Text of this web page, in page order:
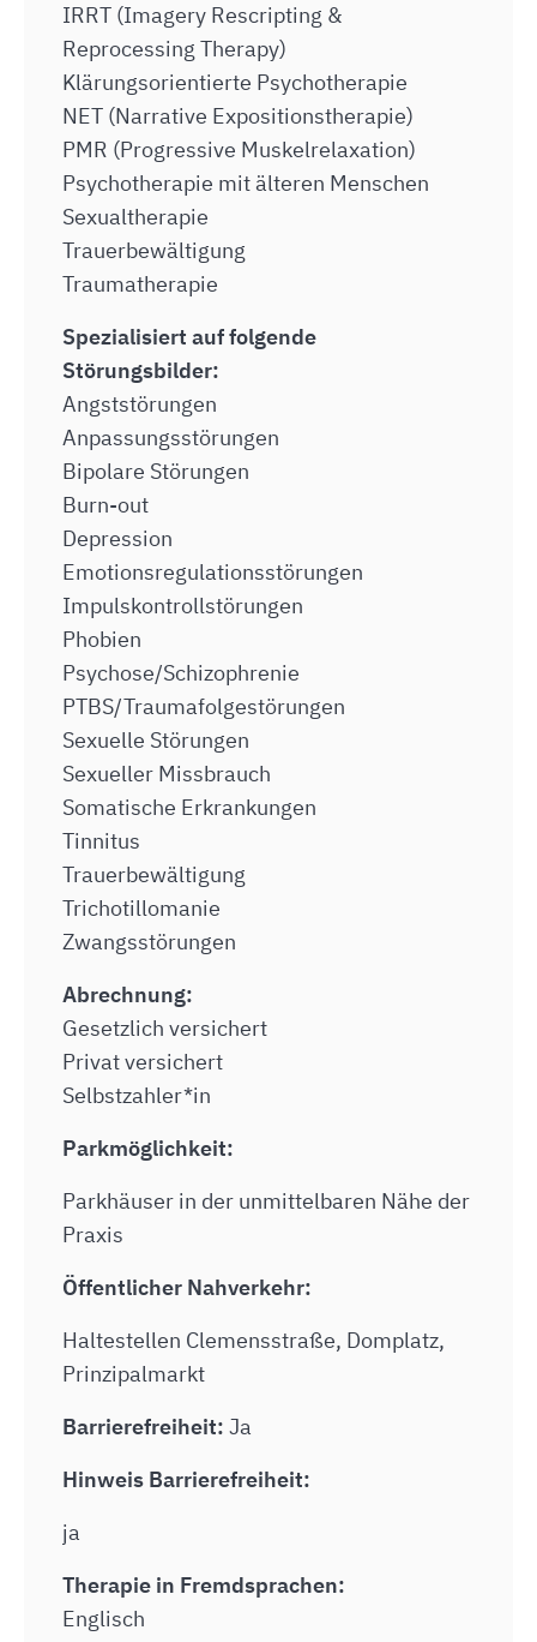
IRRT (Imagery Rescripting &
Reprocessing Therapy)
Klärungsorientierte Psychotherapie
NET (Narrative Expositionstherapie)
PMR (Progressive Muskelrelaxation)
Psychotherapie mit älteren Menschen
Sexualtherapie
Trauerbewältigung
Traumatherapie
Spezialisiert auf folgende
Störungsbilder:
Angststörungen
Anpassungsstörungen
Bipolare Störungen
Burn-out
Depression
Emotionsregulationsstörungen
Impulskontrollstörungen
Phobien
Psychose/Schizophrenie
PTBS/Traumafolgestörungen
Sexuelle Störungen
Sexueller Missbrauch
Somatische Erkrankungen
Tinnitus
Trauerbewältigung
Trichotillomanie
Zwangsstörungen
Abrechnung:
Gesetzlich versichert
Privat versichert
Selbstzahler*in
Parkmöglichkeit:
Parkhäuser in der unmittelbaren Nähe der
Praxis
Öffentlicher Nahverkehr:
Haltestellen Clemensstraße, Domplatz,
Prinzipalmarkt
Barrierefreiheit: Ja
Hinweis Barrierefreiheit:
ja
Therapie in Fremdsprachen:
Englisch